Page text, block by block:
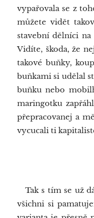
vypařovala se z
můžete vidět
stavební dělníci
Vidíte, škoda, že
takové buňky,
buňkami si udělal
buňku nebo
maringotku
přepracovanej a
vycucali ti
Tak s tím se už
všichni si